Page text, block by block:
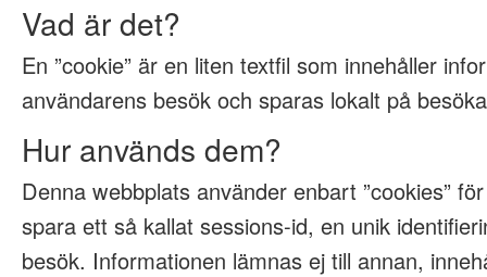
Vad är det?
En ”cookie” är en liten textfil som innehåller
användarens besök och sparas lokalt på
Hur används dem?
Denna webbplats använder enbart ”cookies”
spara ett så kallat sessions-id, en unik
besök. Informationen lämnas ej till annan,